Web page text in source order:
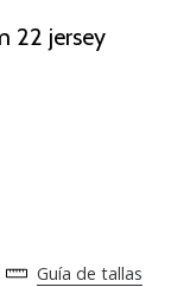
22 jersey
Guía de tallas